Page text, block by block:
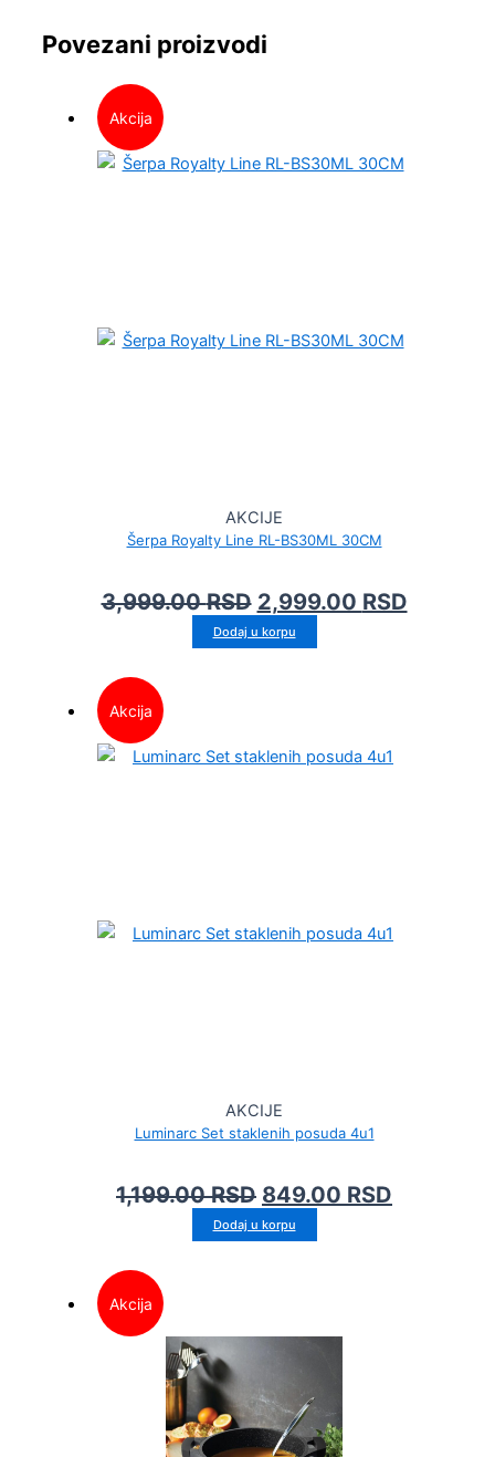
Povezani proizvodi
Akcija
AKCIJE
Šerpa Royalty Line RL-BS30ML 30CM
3,999.00RSD 2,999.00 RSD
Dodaj u korpu
Akcija
AKCIJE
Luminarc Set staklenih posuda 4u1
1,199.00RSD 849.00 RSD
Dodaj u korpu
Akcija